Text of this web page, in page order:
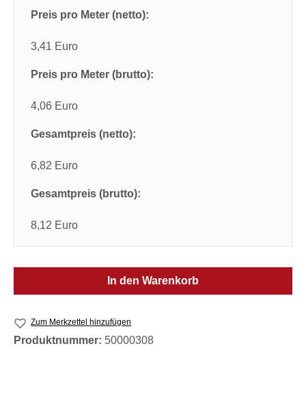
Preis pro Meter (netto):
3,41 Euro
Preis pro Meter (brutto):
4,06 Euro
Gesamtpreis (netto):
6,82 Euro
Gesamtpreis (brutto):
8,12 Euro
In den Warenkorb
Zum Merkzettel hinzufügen
Produktnummer: 50000308